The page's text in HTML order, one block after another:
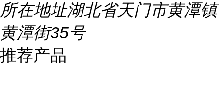
所在地址湖北省天门市黄潭镇
黄潭街35号
推荐产品